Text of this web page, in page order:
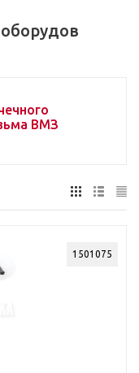
ВМЗ
1501075